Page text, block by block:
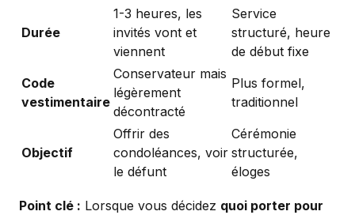
Durée
1-3 heures, les
invités vont et
viennent
Service
structuré, heure
de début fixe
Code
vestimentaire
Conservateur mais
légèrement
décontracté
Plus formel,
traditionnel
Objectif
Offrir des
condoléances, voir
le défunt
Cérémonie
structurée,
éloges
Point clé : Lorsque vous décidez quoi porter pour